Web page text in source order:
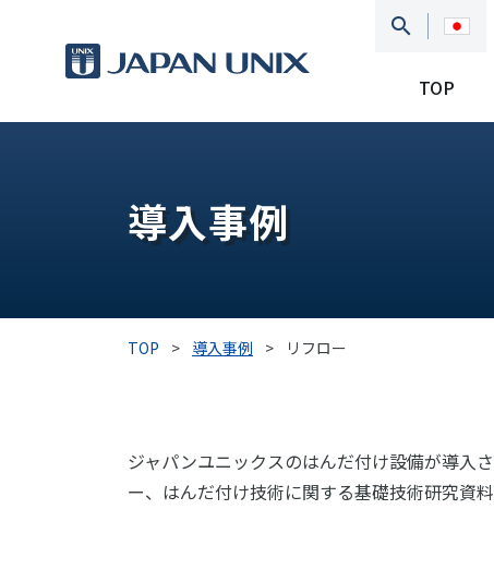
TOP
導入事例
TOP > 導入事例 > リフロー
ジャパンユニックスのはんだ付け設備が導入
ー、はんだ付け技術に関する基礎技術研究資